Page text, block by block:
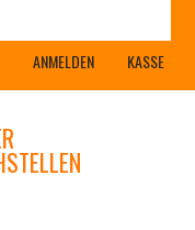
ANMELDEN KASSE